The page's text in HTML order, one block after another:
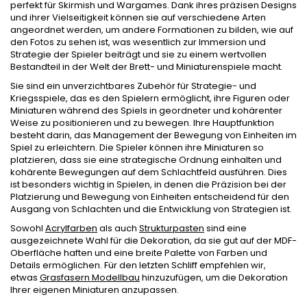
perfekt für Skirmish und Wargames. Dank ihres präzisen Designs
und ihrer Vielseitigkeit können sie auf verschiedene Arten
angeordnet werden, um andere Formationen zu bilden, wie auf
den Fotos zu sehen ist, was wesentlich zur Immersion und
Strategie der Spieler beiträgt und sie zu einem wertvollen
Bestandteil in der Welt der Brett- und Miniaturenspiele macht.
Sie sind ein unverzichtbares Zubehör für Strategie- und
Kriegsspiele, das es den Spielern ermöglicht, ihre Figuren oder
Miniaturen während des Spiels in geordneter und kohärenter
Weise zu positionieren und zu bewegen. Ihre Hauptfunktion
besteht darin, das Management der Bewegung von Einheiten im
Spiel zu erleichtern. Die Spieler können ihre Miniaturen so
platzieren, dass sie eine strategische Ordnung einhalten und
kohärente Bewegungen auf dem Schlachtfeld ausführen. Dies
ist besonders wichtig in Spielen, in denen die Präzision bei der
Platzierung und Bewegung von Einheiten entscheidend für den
Ausgang von Schlachten und die Entwicklung von Strategien ist.
Sowohl Acrylfarben als auch Strukturpasten sind eine
ausgezeichnete Wahl für die Dekoration, da sie gut auf der MDF-
Oberfläche haften und eine breite Palette von Farben und
Details ermöglichen. Für den letzten Schliff empfehlen wir,
etwas Grasfasern Modellbau hinzuzufügen, um die Dekoration
Ihrer eigenen Miniaturen anzupassen.